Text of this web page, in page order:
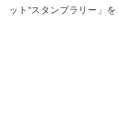
ット”スタンプラリー」